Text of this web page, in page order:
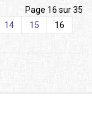
Page 16 sur 35
14 15
16